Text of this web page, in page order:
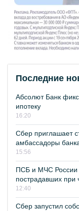
Последние
Абсолют Банк
ипотеку
16:20
Сбер приглашает
амбассадоры
15:56
ПСБ и МЧС России
пострадавших при
12:40
Сбер запустил